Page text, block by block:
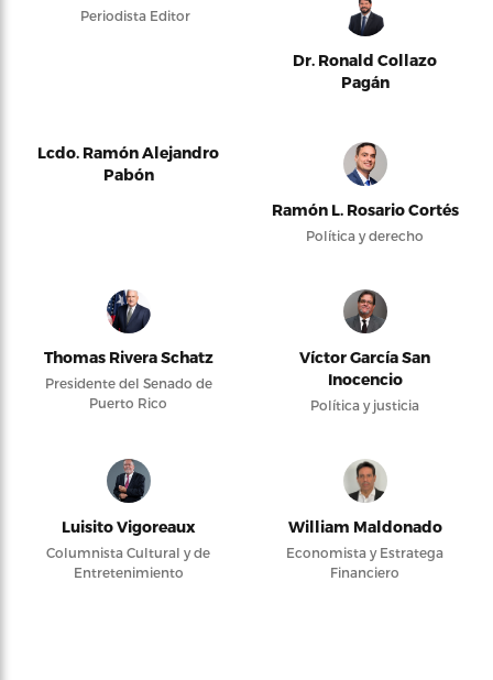
Periodista Editor
Dr. Ronald Collazo
Pagán
Lcdo. Ramón Alejandro
Pabón
Ramón L. Rosario Cortés
Política y derecho
Thomas Rivera Schatz
Presidente del Senado de
Puerto Rico
Víctor García San
Inocencio
Política y justicia
Luisito Vigoreaux
Columnista Cultural y de
Entretenimiento
William Maldonado
Economista y Estratega
Financiero